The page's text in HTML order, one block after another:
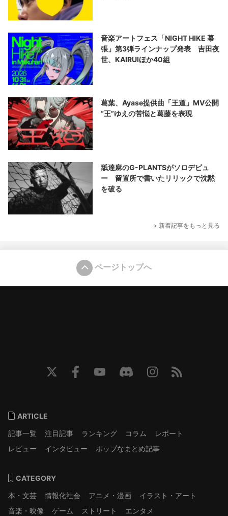
音楽アートフェス「NIGHT HIKE 幕
張」第3弾ラインナップ発表 吉田夜
世、KAIRUIほか40組
葛葉、Ayase提供曲「王道」MV公開
“王”ゆえの苦悩と葛藤を表現
舐達麻のG-PLANTSがソロデビュ
ー 留置所で書いたリリックで沈黙
を破る
> 新着記事をもっと見る
ページトップへ
ARTICLE
記事一覧
注目記事 ランキング コラム
レポート
レビュー
インタビュー ポップなまとめ記事
CATEGORY
本・文芸
情報化社会 アニメ・漫画
イラスト・アート
音楽・映像
ゲーム ストリート エンタメ